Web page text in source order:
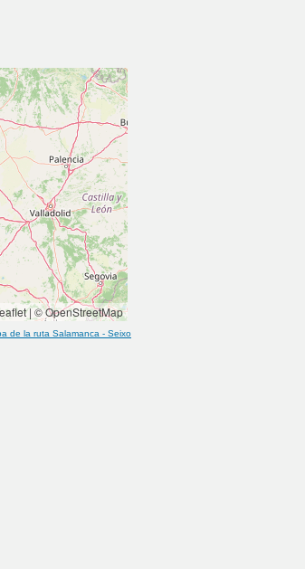
|© OpenStreetMap
de la ruta Salamanca - Seixo